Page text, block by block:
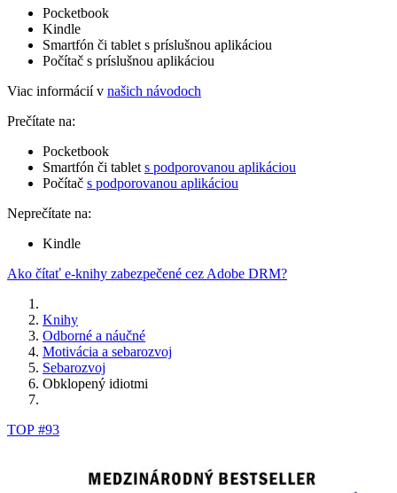
Pocketbook
Kindle
Smartfón či tablet s príslušnou aplikáciou
Počítač s príslušnou aplikáciou
Viac informácií v našich návodoch
Prečítate na:
Pocketbook
Smartfón či tablet s podporovanou aplikáciou
Počítač s podporovanou aplikáciou
Neprečítate na:
Kindle
Ako čítať e-knihy zabezpečené cez Adobe DRM?
Knihy
Odborné a náučné
Motivácia a sebarozvoj
Sebarozvoj
Obklopený idiotmi
TOP #93